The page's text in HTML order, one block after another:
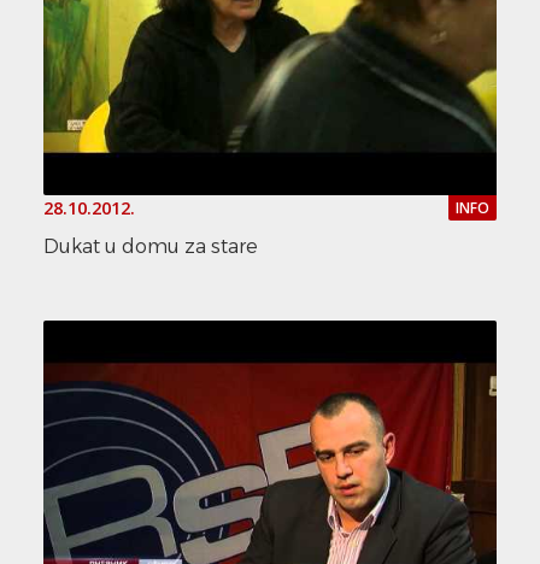
28.10.2012. INFO
Dukat u domu za stare